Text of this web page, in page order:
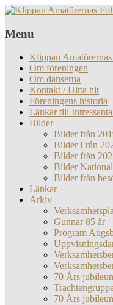
Menu
Klippan
Om föreningen
Om danserna
Kontakt / Hitta hit
Föreningens historia
Länkar till
Bilder
Bilder från
Bilder Från
Bilder från
Bilder
Bilder från
Länkar
Arkiv
Gunnar 85 år
Program
70 Års
70 Års